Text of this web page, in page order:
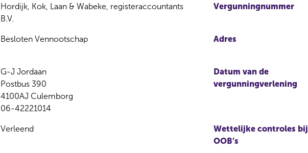
Hordijk, Kok, Laan & Wabeke, registeraccountants
B.V.
Vergunningnummer
Besloten Vennootschap Adres
G-J Jordaan
Postbus 390
4100AJ Culemborg
06-42221014
Datum van de
vergunningverlening
Verleend
Wettelijke controles bij
OOB’s